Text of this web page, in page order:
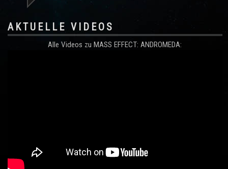
AKTUELLE VIDEOS
Alle Videos zu MASS EFFECT: ANDROMEDA: